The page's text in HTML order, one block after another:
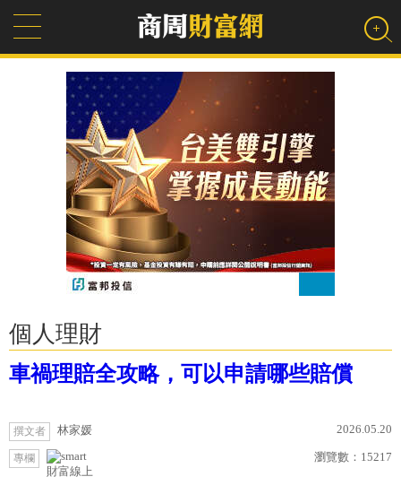
個人理財
車禍理賠全攻略，可以申請哪些賠償
撰文者 林家媛 2026.05.20
專欄
財富線上
瀏覽數： 15217